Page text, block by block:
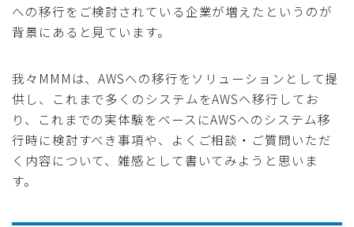
への移行をご検討されている企業が増えたというのが
背景にあると見ています。
我々MMMは、AWSへの移行をソリューションとして提
供し、これまで多くのシステムをAWSへ移行してお
り、これまでの実体験をベースにAWSへのシステム移
行時に検討すべき事項や、よくご相談・ご質問いただ
く内容について、雑感として書いてみようと思いま
す。